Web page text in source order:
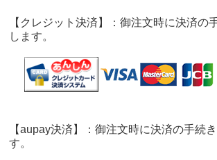
【クレジット決済】：御注文時に決済の
します。
【aupay決済】：御注文時に決済の手続
す。